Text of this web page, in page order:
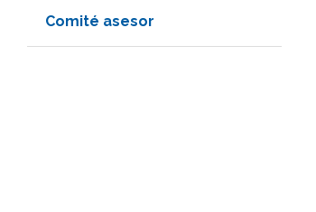
Comité asesor